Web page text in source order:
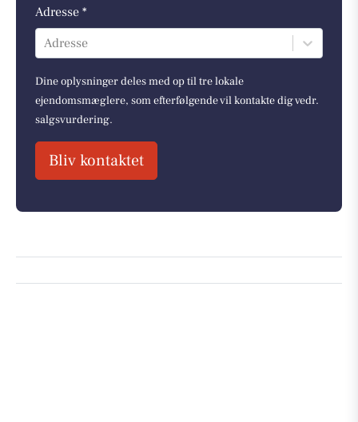
Adresse *
Adresse
Dine oplysninger deles med op til tre lokale
ejendomsmæglere, som efterfølgende vil kontakte dig vedr.
salgsvurdering.
Bliv kontaktet